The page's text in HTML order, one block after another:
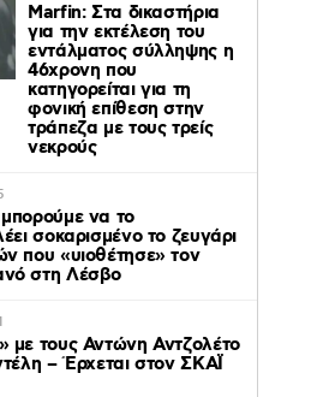
Marfin: Στα δικαστήρια
για την εκτέλεση του
εντάλματος σύλληψης η
46χρονη που
κατηγορείται για τη
φονική επίθεση στην
τράπεζα με τους τρείς
νεκρούς
να το
σοκαρισμένο το ζευγάρι
που «υιοθέτησε» τον
στη Λέσβο
με τους Αντώνη Αντζολέτο
– Έρχεται στον ΣΚΑΪ